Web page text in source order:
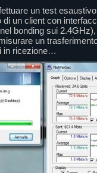
un test
un client con
bonding sui
un
in ricezione…